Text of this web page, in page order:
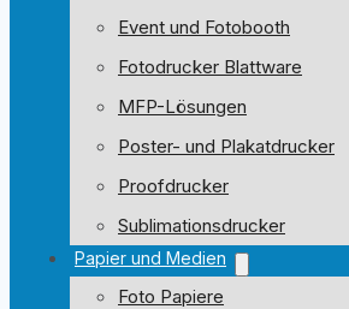
Event und Fotobooth
Fotodrucker Blattware
MFP-Lösungen
Poster- und Plakatdrucker
Proofdrucker
Sublimationsdrucker
Papier und Medien
Foto Papiere